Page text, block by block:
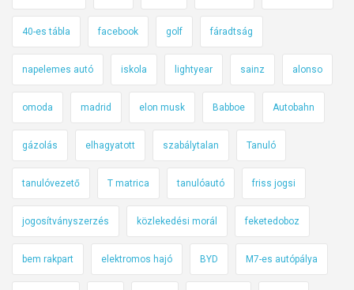
40-es tábla facebook golf fáradtság
napelemes autó iskola lightyear sainz alonso
omoda madrid elon musk Babboe Autobahn
gázolás elhagyatott szabálytalan Tanuló
tanulóvezető T matrica tanulóautó friss jogsi
jogosítványszerzés közlekedési morál feketedoboz
bem rakpart elektromos hajó BYD M7-es autópálya